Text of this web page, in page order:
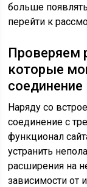
больше
перейти к
Проверяем
которые
соединение
Наряду со
соединение с
функционал
устранить
расширения на
зависимости от